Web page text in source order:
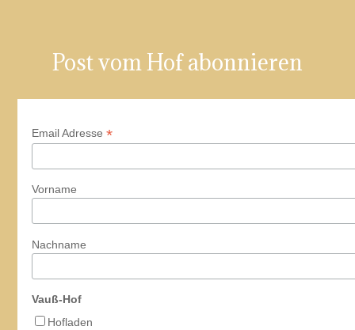
Post vom Hof abonnieren
Email Adresse*
Vorname
Nachname
Vauß-Hof
Hofladen